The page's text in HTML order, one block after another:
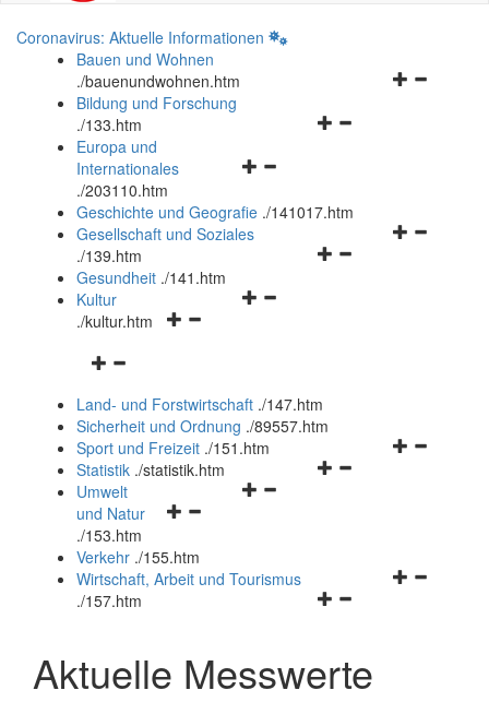
Coronavirus: Aktuelle Informationen
Bauen und Wohnen
./bauenundwohnen.htm
Navigationsmenü
Bildung und Forschung
./133.htm
Navigationsmenü
und
schließen
Europa und
Internationales
./203110.htm
Geschichte und Geografie ./141017.htm
Navigationsmenü
Gesellschaft und Soziales
./139.htm
Navigationsmenü
Gesundheit ./141.htm
Navigationsmenü
Kultur
./kultur.htm
Navigationsmenü
und
schließen
Land- und Forstwirtschaft ./147.htm
Sicherheit und Ordnung ./89557.htm
Navigationsmenü
Sport und Freizeit ./151.htm
Navigationsmenü
Statistik ./statistik.htm
Navigationsmenü
und
schließen
Umwelt
und Natur
./153.htm
Verkehr ./155.htm
Navigationsmenü
schließen
Wirtschaft, Arbeit und Tourismus
./157.htm
Aktuelle Messwerte